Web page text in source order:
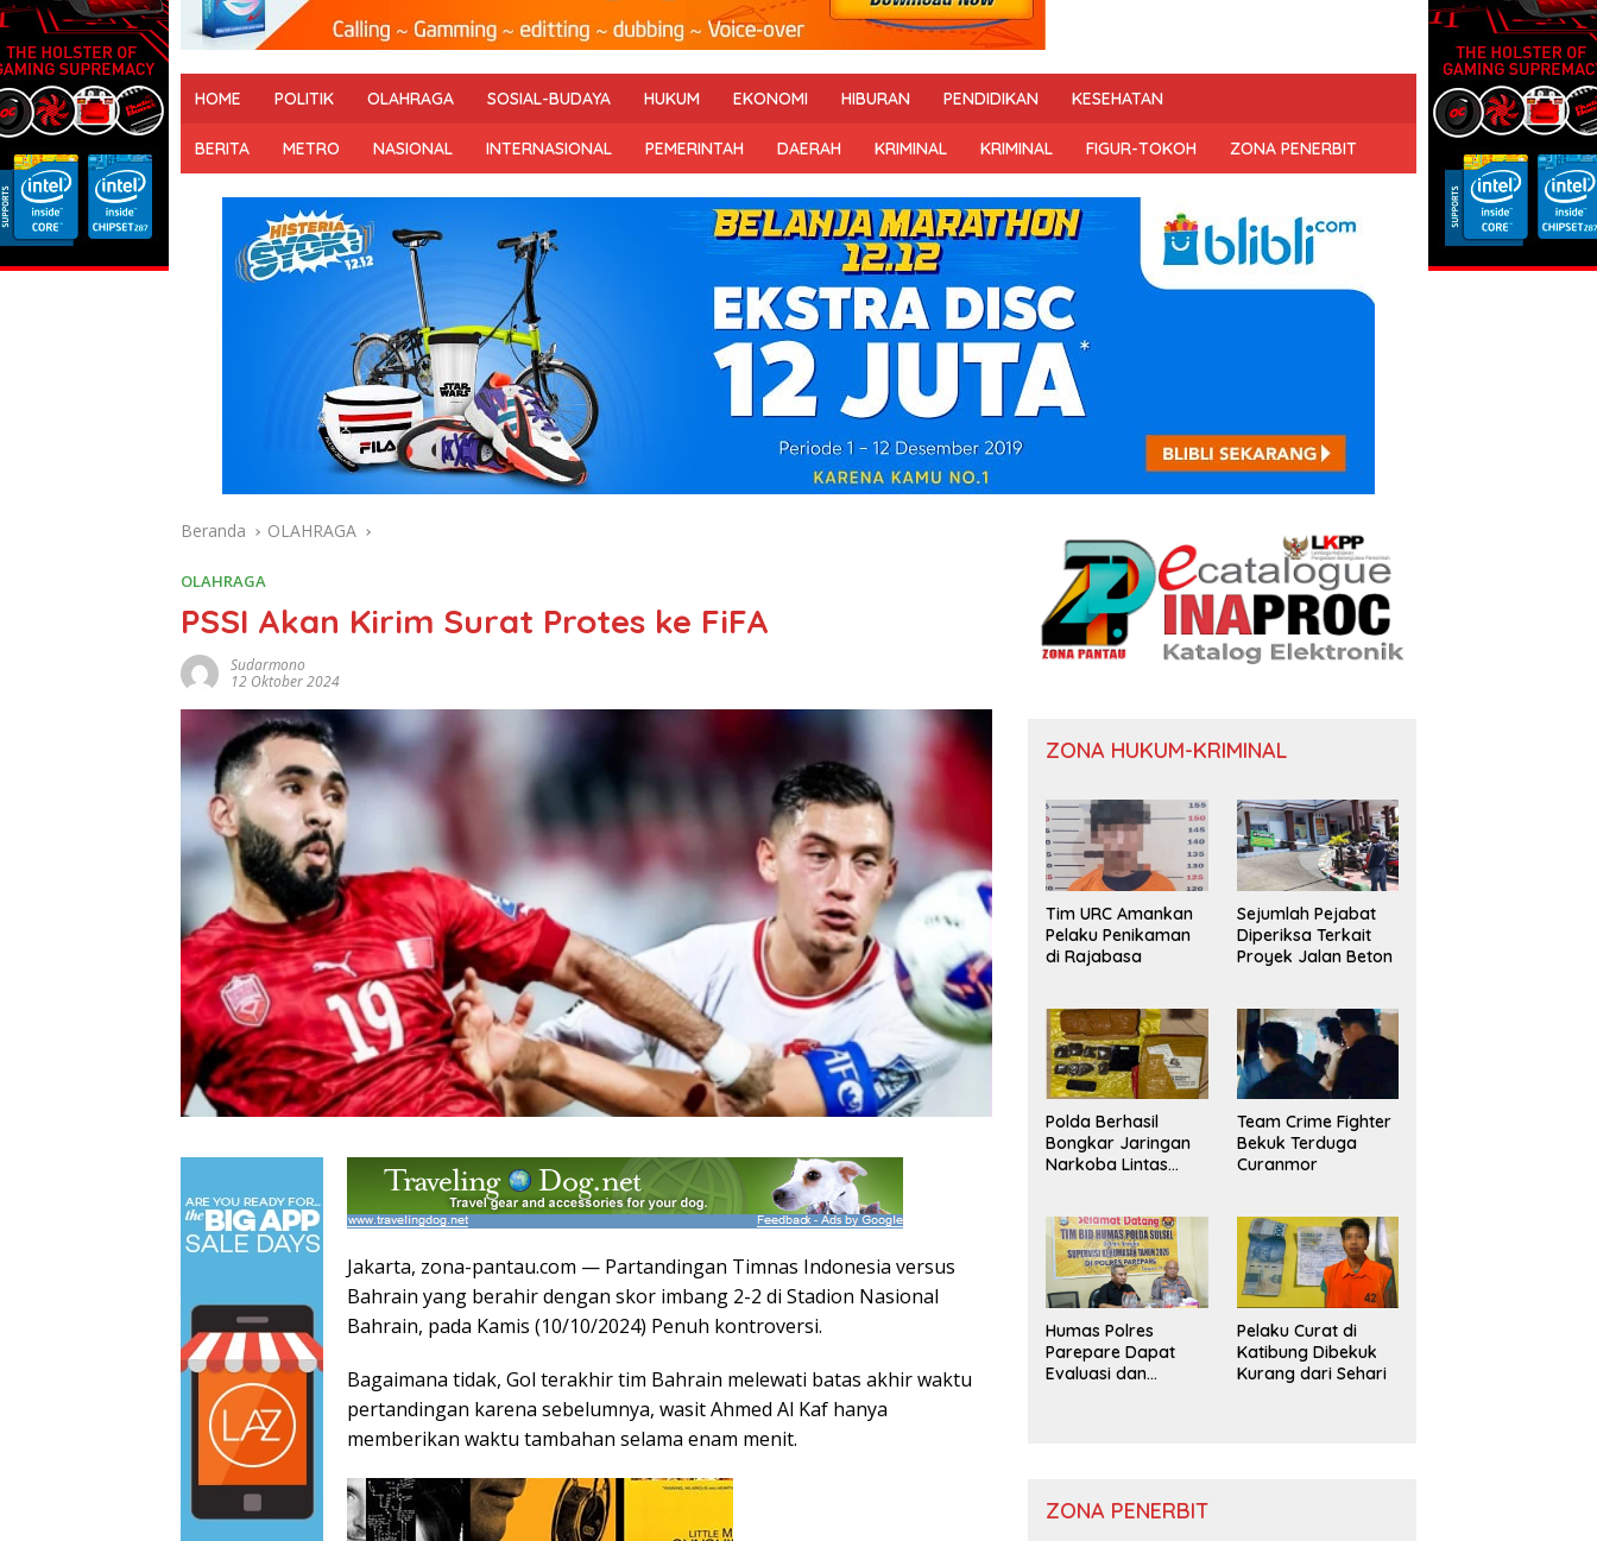
HOME POLITIK OLAHRAGA SOSIAL-BUDAYA HUKUM EKONOMI HIBURAN PENDIDIKAN KESEHATAN
BERITA METRO NASIONAL INTERNASIONAL PEMERINTAH DAERAH KRIMINAL KRIMINAL FIGUR-TOKOH ZONA PENERBIT
Beranda OLAHRAGA
OLAHRAGA
PSSI Akan Kirim Surat Protes ke FiFA
Sudarmono
12 Oktober 2024
Jakarta, zona-pantau.com — Partandingan Timnas Indonesia versus
Bahrain yang berahir dengan skor imbang 2-2 di Stadion Nasional
Bahrain, pada Kamis (10/10/2024) Penuh kontroversi.
Bagaimana tidak, Gol terakhir tim Bahrain melewati batas akhir waktu
pertandingan karena sebelumnya, wasit Ahmed Al Kaf hanya
memberikan waktu tambahan selama enam menit.
ZONA HUKUM-KRIMINAL
Tim URC Amankan
Pelaku Penikaman
di Rajabasa
Sejumlah Pejabat
Diperiksa Terkait
Proyek Jalan Beton
Polda Berhasil
Bongkar Jaringan
Narkoba Lintas
Team Crime Fighter
Bekuk Terduga
Curanmor
Humas Polres
Parepare Dapat
Evaluasi dan
Pelaku Curat di
Katibung Dibekuk
Kurang dari Sehari
ZONA PENERBIT